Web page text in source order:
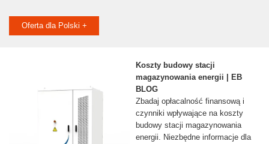
Oferta dla Polski +
Koszty budowy stacji
magazynowania energii | EB
BLOG
Zbadaj opłacalność finansową i
czynniki wpływające na koszty
budowy stacji magazynowania
energii. Niezbędne informacje dla